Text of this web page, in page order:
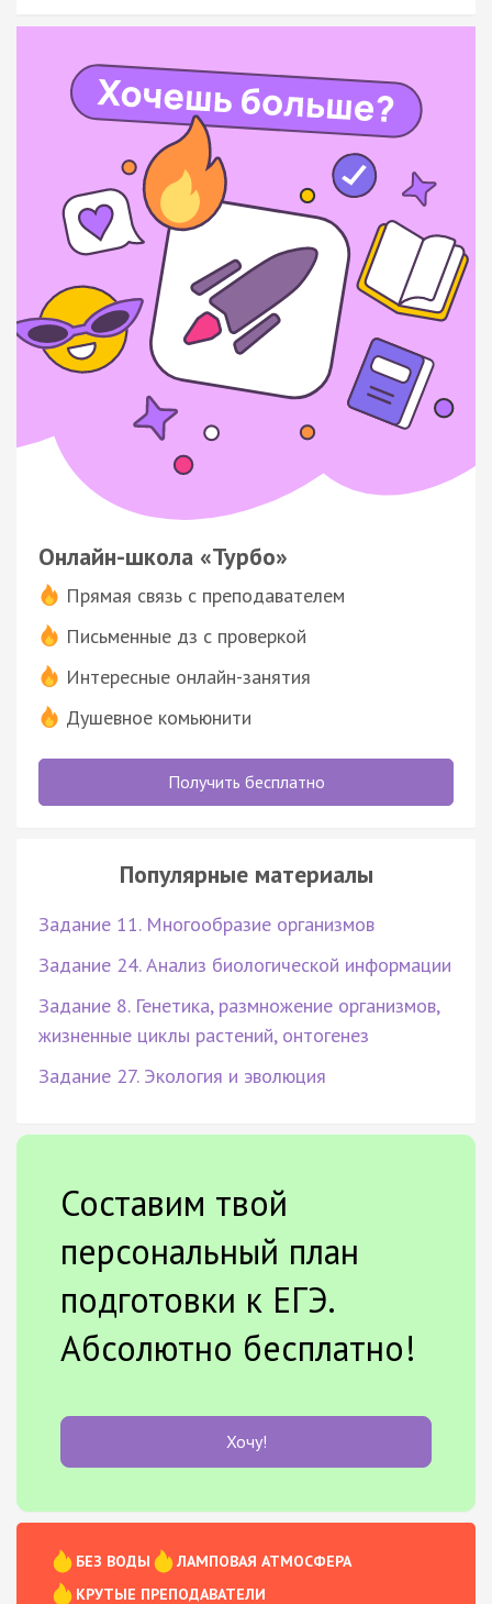
Онлайн-школа «Турбо»
Прямая связь с преподавателем
Письменные дз с проверкой
Интересные онлайн-занятия
Душевное комьюнити
Получить бесплатно
Популярные материалы
Задание 11. Многообразие организмов
Задание 24. Анализ биологической информации
Задание 8. Генетика, размножение организмов,
жизненные циклы растений, онтогенез
Задание 27. Экология и эволюция
Составим твой
персональный план
подготовки к ЕГЭ.
Абсолютно бесплатно!
Хочу!
БЕЗ ВОДЫ
ЛАМПОВАЯ АТМОСФЕРА
КРУТЫЕ ПРЕПОДАВАТЕЛИ